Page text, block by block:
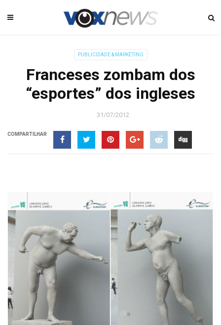
PUBLICIDADE & MARKETING
Franceses zombam dos
“esportes” dos ingleses
31/07/2012
COMPARTILHAR